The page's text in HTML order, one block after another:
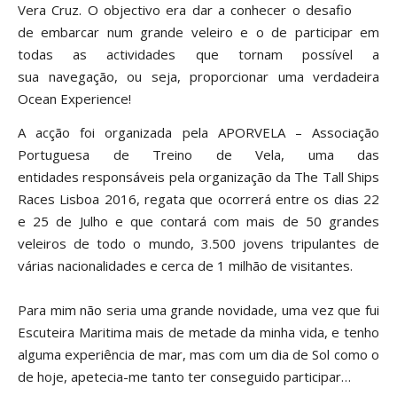
Vera Cruz. O objectivo era dar a conhecer o desafio
de embarcar num grande veleiro e o de participar em
todas asactividades que tornam possível a
sua navegação, ou seja, proporcionar uma verdadeira
Ocean Experience!
Aacção foi organizada pela APORVELA – Associação
Portuguesa de Treino de Vela, uma das
entidades responsáveis pela organização da The Tall Ships
Races Lisboa 2016, regata que ocorrerá entre os dias 22
e 25 de Julho e que contará com mais de 50 grandes
veleiros de todo o mundo, 3.500 jovens tripulantes de
várias nacionalidades e cerca de 1 milhão de visitantes.
Para mim não seria uma grande novidade, uma vez que fui
Escuteira Maritima mais de metade da minha vida, e tenho
alguma experiência de mar, mas com um dia de Sol como o
de hoje, apetecia-me tanto ter conseguido participar…